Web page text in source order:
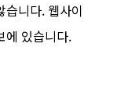
습니다. 웹사이
에 있습니다.